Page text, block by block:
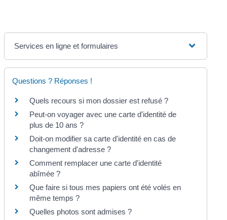
Services en ligne et formulaires
Questions ? Réponses !
Quels recours si mon dossier est refusé ?
Peut-on voyager avec une carte d'identité de
plus de 10 ans ?
Doit-on modifier sa carte d'identité en cas de
changement d'adresse ?
Comment remplacer une carte d'identité
abîmée ?
Que faire si tous mes papiers ont été volés en
même temps ?
Quelles photos sont admises ?